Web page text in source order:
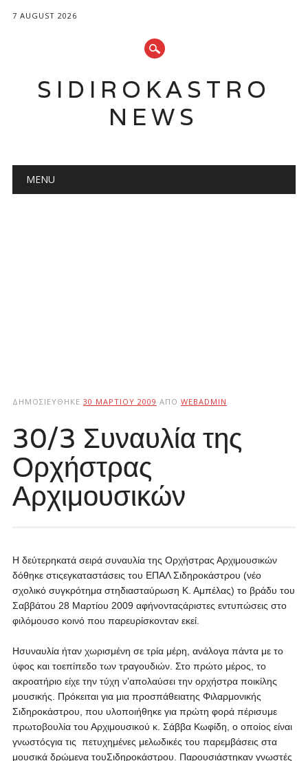
7 AUGUST 2026
SIDIROKASTRO
NEWS
Main menu
MENU
ΔΗΜΟΣΙΕΎΘΗΚΕ 30 ΜΑΡΤΊΟΥ 2009 ΑΠΌ WEBADMIN
30/3 Συναυλία της
Ορχήστρας
Αρχιμουσικών
Η δεύτερηκατά σειρά συναυλία της Ορχήστρας Αρχιμουσικών
δόθηκε στιςεγκαταστάσεις του ΕΠΑΛ Σιδηροκάστρου (νέο
σχολικό συγκρότημα στηδιασταύρωση Κ. Αμπέλας) το βράδυ του
Σαββάτου 28 Μαρτίου 2009 αφήνονταςάριστες εντυπώσεις στο
φιλόμουσο κοινό που παρευρίσκoνταν εκεί.
Ησυναυλία ήταν χωρισμένη σε τρία μέρη, ανάλογα πάντα με το
ύφος και τοεπίπεδο των τραγουδιών. Στο πρώτο μέρος, το
ακροατήριο είχε την τύχη ν’απολαύσει την ορχήστρα ποικίλης
μουσικής. Πρόκειται για μια προσπάθειατης Φιλαρμονικής
Σιδηροκάστρου, που υλοποιήθηκε για πρώτη φορά πέρισυμε
πρωτοβουλία του Αρχιμουσικού κ. Σάββα Κωφίδη, ο οποίος είναι
γνωστόςγια τις πετυχημένες μελωδικές του παρεμβάσεις στα
μουσικά δρώμενα τουΣιδηροκάστρου. Παρουσιάστηκαν γνωστές